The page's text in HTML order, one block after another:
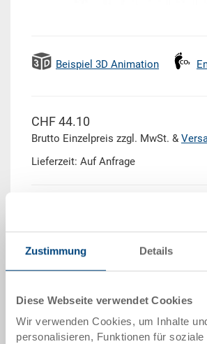
Zustimmung Details
Diese Webseite verwendet Cookies
Wir verwenden Cookies, um Inhalte
personalisieren, Funktionen für soziale
Beispiel 3D Animation
CHF 44.10
Brutto Einzelpreis zzgl. MwSt. &
Lieferzeit: Auf Anfrage
In den Warenkorb
Artikeldaten